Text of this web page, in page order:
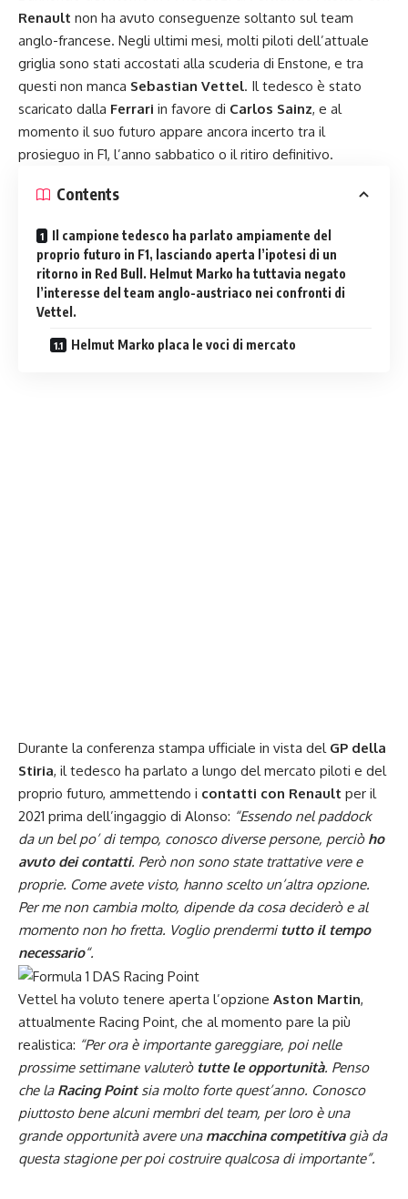
Renault non ha avuto conseguenze soltanto sul team
anglo-francese. Negli ultimi mesi, molti piloti dell’attuale
griglia sono stati accostati alla scuderia di Enstone, e tra
questi non manca Sebastian Vettel. Il tedesco è stato
scaricato dalla Ferrari in favore di Carlos Sainz, e al
momento il suo futuro appare ancora incerto tra il
prosieguo in F1, l’anno sabbatico o il ritiro definitivo.
Contents
Il campione tedesco ha parlato ampiamente del
proprio futuro in F1, lasciando aperta l’ipotesi di un
ritorno in Red Bull. Helmut Marko ha tuttavia negato
l’interesse del team anglo-austriaco nei confronti di
Vettel.
Helmut Marko placa le voci di mercato
Durante la conferenza stampa ufficiale in vista del GP della
Stiria, il tedesco ha parlato a lungo del mercato piloti e del
proprio futuro, ammettendo i contatti con Renault per il
2021 prima dell’ingaggio di Alonso: “Essendo nel paddock
da un bel po’ di tempo, conosco diverse persone, perciò ho
avuto dei contatti. Però non sono state trattative vere e
proprie. Come avete visto, hanno scelto un’altra opzione.
Per me non cambia molto, dipende da cosa deciderò e al
momento non ho fretta. Voglio prendermi tutto il tempo
necessario“.
Vettel ha voluto tenere aperta l’opzione Aston Martin,
attualmente Racing Point, che al momento pare la più
realistica: “Per ora è importante gareggiare, poi nelle
prossime settimane valuterò tutte le opportunità. Penso
che la Racing Pointsia molto forte quest’anno. Conosco
piuttosto bene alcuni membri del team, per loro è una
grande opportunità avere unamacchina competitivagià da
questa stagione per poi costruire qualcosa di importante”.